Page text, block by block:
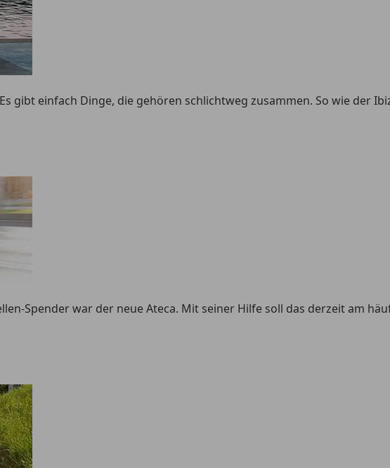
gibt einfach Dinge, die gehören schlichtweg zusammen. So wie der
Spender war der neue Ateca. Mit seiner Hilfe soll das derzeit am